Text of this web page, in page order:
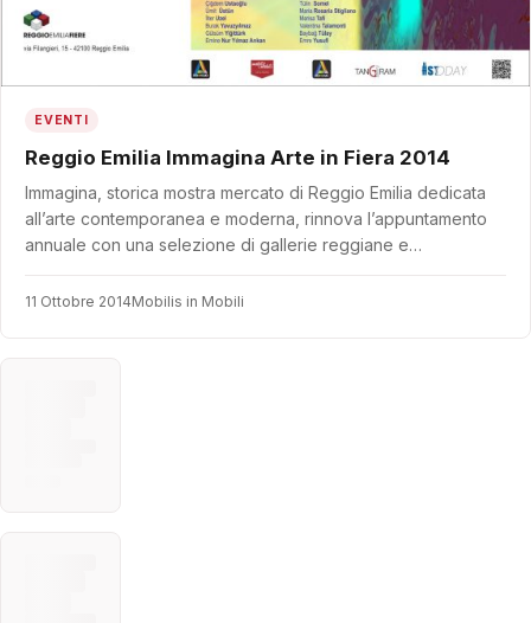
EVENTI
Reggio Emilia Immagina Arte in Fiera 2014
Immagina, storica mostra mercato di Reggio Emilia dedicata
all’arte contemporanea e moderna, rinnova l’appuntamento
annuale con una selezione di gallerie reggiane e…
11 Ottobre 2014Mobilis in Mobili